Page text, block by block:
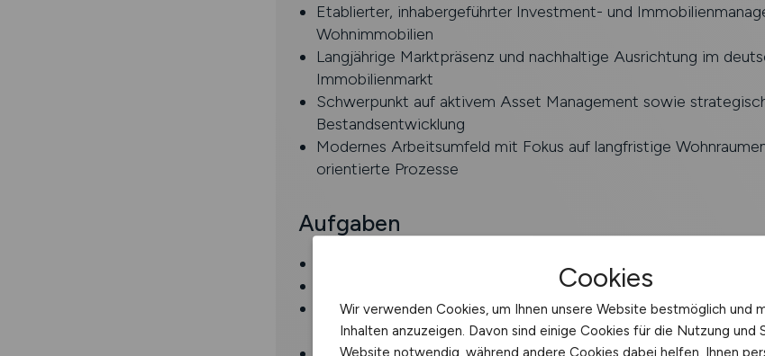
Etablierter, inhabergeführter Investment- und
Wohnimmobilien
Langjährige Marktpräsenz und nachhaltige Ausrichtung im
Immobilienmarkt
Schwerpunkt auf aktivem Asset Management sowie
Bestandsentwicklung
Modernes Arbeitsumfeld mit Fokus auf langfristige
orientierte Prozesse
Aufgaben
Kaufmännische Betreuung von Wohnimmobilien im eigenen
Ansprechpartner für Mieter, Eigentümer und Eigentümervertreter
Durchführung des Forderungsmanagements inkl. Mahnwesen
Kündigungen
Cookies
Wir verwenden Cookies, um Ihnen unsere Website bestmöglich und
Inhalten anzuzeigen. Davon sind einige Cookies für die Nutzung und
Website notwendig, während andere Cookies dabei helfen, Ihnen